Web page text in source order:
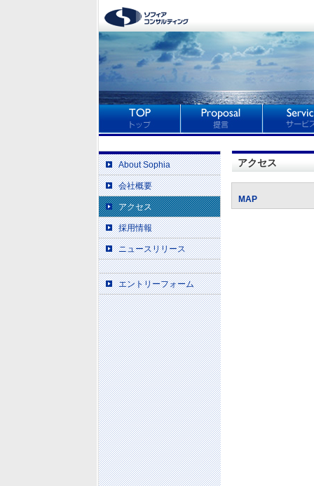
About Sophia
会社概要
アクセス
採用情報
ニュースリリース
エントリーフォーム
アクセス
MAP